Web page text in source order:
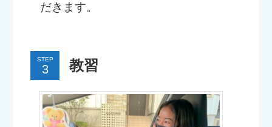
だきます。
STEP 教習